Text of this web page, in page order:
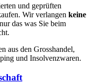
und geprüften
Wir verlangen keine
das was Sie beim
aus den Grosshandel,
und Insolvenzwaren.